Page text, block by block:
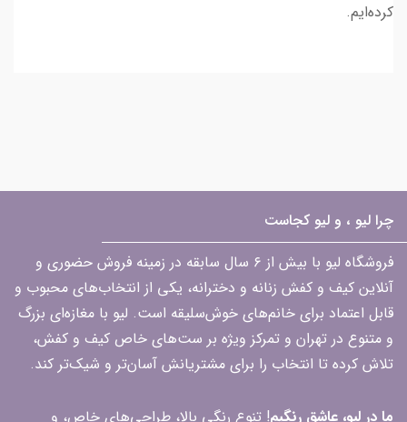
کرده‌ایم.
چرا لیو ، و لیو کجاست
فروشگاه لیو با بیش از ۶ سال سابقه در زمینه فروش حضوری و
آنلاین کیف و کفش زنانه و دخترانه، یکی از انتخاب‌های محبوب و
قابل اعتماد برای خانم‌های خوش‌سلیقه است. لیو با مغازه‌ای بزرگ
و متنوع در تهران و تمرکز ویژه بر ست‌های خاص کیف و کفش،
تلاش کرده تا انتخاب را برای مشتریانش آسان‌تر و شیک‌تر کند.
ما در لیو، عاشق رنگیم! تنوع رنگی بالا، طراحی‌های خاص، و